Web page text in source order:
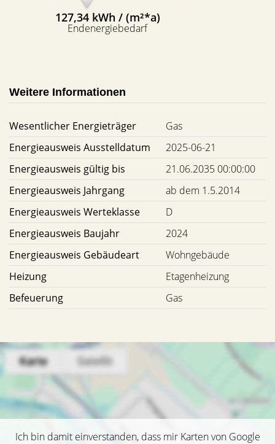
127,34 kWh / (m²*a)
Endenergiebedarf
Weitere Informationen
Wesentlicher Energieträger
Gas
Energieausweis Ausstelldatum
2025-06-21
Energieausweis gültig bis
21.06.2035 00:00:00
Energieausweis Jahrgang
ab dem 1.5.2014
Energieausweis Werteklasse
D
Energieausweis Baujahr
2024
Energieausweis Gebäudeart
Wohngebäude
Heizung
Etagenheizung
Befeuerung
Gas
Ich bin damit einverstanden, dass mir Karten von Google